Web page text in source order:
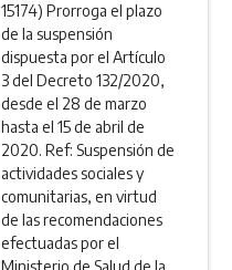
15174) Prorroga el plazo
de la suspensión
dispuesta por el Artículo
3 del Decreto 132/2020,
desde el 28 de marzo
hasta el 15 de abril de
2020. Ref: Suspensión de
actividades sociales y
comunitarias, en virtud
de las recomendaciones
efectuadas por el